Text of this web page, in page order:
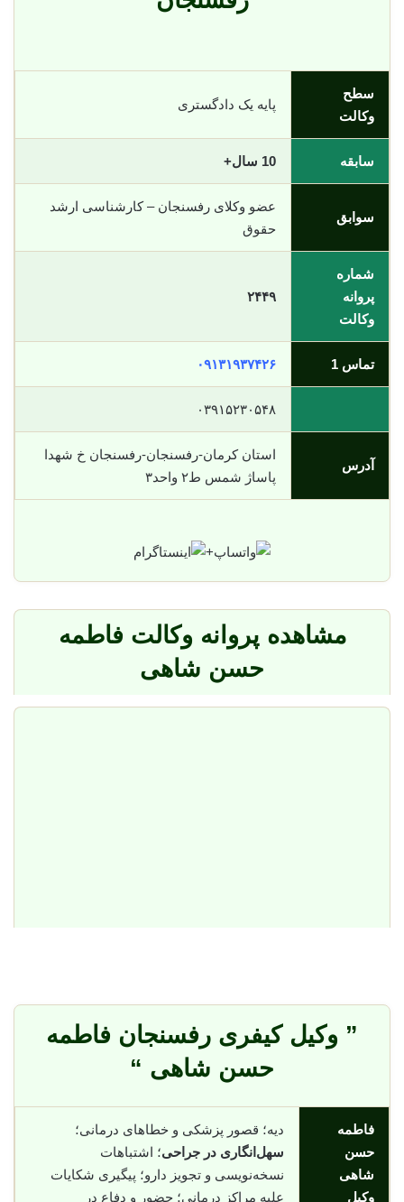
سطح
وکالت
پایه یک دادگستری
سابقه 10 سال+
سوابق
عضو وکلای رفسنجان – کارشناسی ارشد
حقوق
شماره
پروانه
وکالت
۲۴۴۹
تماس 1 ۰۹۱۳۱۹۳۷۴۲۶
۰۳۹۱۵۲۳۰۵۴۸
آدرس
استان کرمان-رفسنجان-رفسنجان خ شهدا
پاساژ شمس ط۲ واحد۳
+
مشاهده پروانه وکالت فاطمه
حسن شاهی
” وکیل کیفری رفسنجان فاطمه
حسن شاهی “
فاطمه
حسن
شاهی
وکیل
دیه؛ قصور پزشکی و خطاهای درمانی؛
سهل‌انگاری در جراحی؛ اشتباهات
نسخه‌نویسی و تجویز دارو؛ پیگیری شکایات
علیه مراکز درمانی؛ حضور و دفاع در